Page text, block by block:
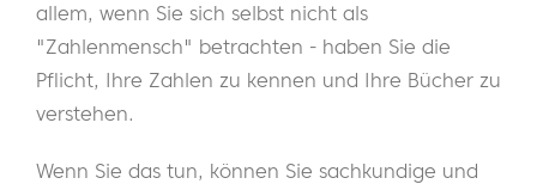
allem, wenn Sie sich selbst nicht als
"Zahlenmensch" betrachten - haben Sie die
Pflicht, Ihre Zahlen zu kennen und Ihre Bücher zu
verstehen.
Wenn Sie das tun, können Sie sachkundige und